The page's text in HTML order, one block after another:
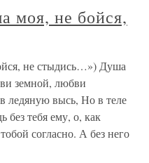
моя, не бойся,
не стыдись…») Душа
земной, любви
ледяную высь, Но в теле
без тебя ему, о, как
согласно. А без него